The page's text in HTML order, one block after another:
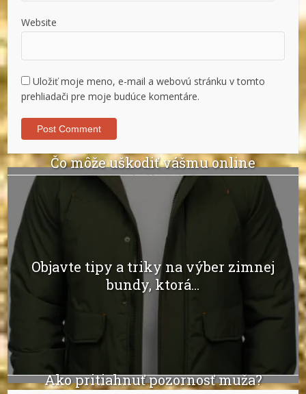
Website
Uložiť moje meno, e-mail a webovú stránku v tomto
prehliadači pre moje budúce komentáre.
Čo môže uškodiť vášmu online
podnikaniu?
Objavte tipy a triky na výber zimnej
bundy, ktorá...
Ako pritiahnuť pozornosť muža?